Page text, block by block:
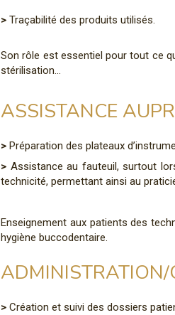
> Traçabilité des produits utilisés.
Son rôle est essentiel pour tout ce
stérilisation…
ASSISTANCE
> Préparation des plateaux
> Assistance au fauteuil, surtout
technicité, permettant ainsi au
Enseignement aux patients des
hygiène buccodentaire.
ADMINISTRATION/
> Création et suivi des dossiers